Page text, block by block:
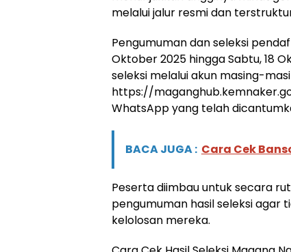
melalui jalur resmi dan
Pengumuman dan seleksi
Oktober 2025 hingga Sabtu, 18
seleksi melalui akun masing-
https://
WhatsApp yang telah
BACA JUGA : Cara Cek
Peserta diimbau untuk secara
pengumuman hasil seleksi
kelolosan mereka.